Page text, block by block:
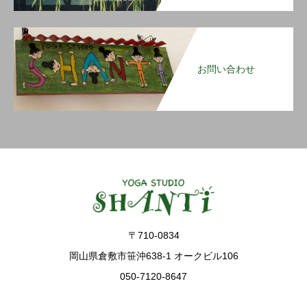
お問い合わせ
〒710-0834
岡山県倉敷市笹沖638-1 オークビル106
050-7120-8647